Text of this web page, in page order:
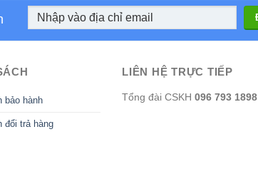
bảo hành
đổi trả hàng
LIÊN HỆ TRỰC TIẾP
Tổng đài CSKH 096 793 1898